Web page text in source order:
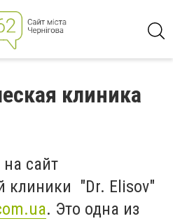
клиника
сайт
клиники "Dr. Elisov"
. Это одна из